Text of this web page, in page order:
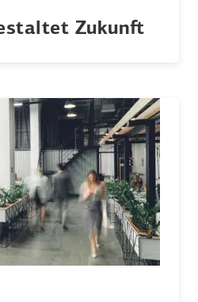
Zukunft